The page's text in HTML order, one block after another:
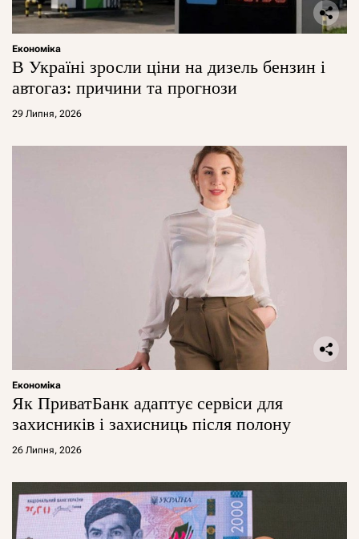
Економіка
В Україні зросли ціни на дизель бензин і
автогаз: причини та прогнози
29 Липня, 2026
Економіка
Як ПриватБанк адаптує сервіси для
захисників і захисниць після полону
26 Липня, 2026